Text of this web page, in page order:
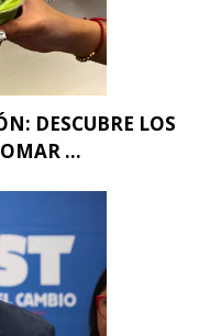
DESCUBRE LOS
...